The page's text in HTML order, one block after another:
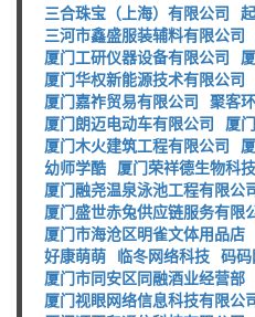
三合珠宝（上海）有限公司
三河市鑫盛服装辅料有限公司
厦门工研仪器设备有限公司
厦门华权新能源技术有限公司
厦门嘉祚贸易有限公司 聚客
厦门朗迈电动车有限公司 厦
厦门木火建筑工程有限公司
幼师学酷 厦门荣祥德生物科
厦门融尧温泉泳池工程有限公
厦门盛世赤兔供应链服务有限
厦门市海沧区明雀文体用品店
好康萌萌 临冬网络科技 码
厦门市同安区同融酒业经营部
厦门视眼网络信息科技有限公